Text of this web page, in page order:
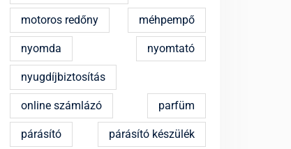
motoros redőny méhpempő
nyomda nyomtató
nyugdíjbiztosítás
online számlázó parfüm
párásító párásító készülék